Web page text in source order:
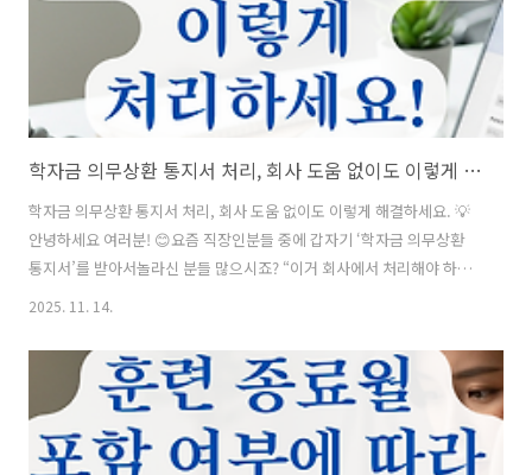
학자금 의무상환 통지서 처리, 회사 도움 없이도 이렇게 해결하세요.
학자금 의무상환 통지서 처리, 회사 도움 없이도 이렇게 해결하세요. 💡
안녕하세요 여러분! 😊요즘 직장인분들 중에 갑자기 ‘학자금 의무상환
통지서’를 받아서놀라신 분들 많으시죠? “이거 회사에서 처리해야 하나
이용하면, 회사 협조 없이도 바로 납부할 수 있답니다. 오늘은 학자금 상
환 통지서를 받은 분들을 위해,회사 도움 없이도 처리 가능한 절차와 유
의사항을 정리해드릴게요. 📬 📋 목차왜 ‘학자금 의무상환 통지서’가 발
송될까? 📄회사 협조 없이 개인이 직접 처리하는 방법 🧾홈택스/손택스
에서 납부하는 상세 절차 💻납부 시 주의해야 할 점과 연체 시 불이익 ⚠..
2025. 11. 14.